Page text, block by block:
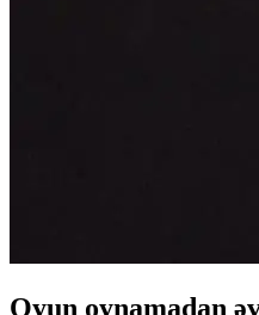
Oyun oynamadan